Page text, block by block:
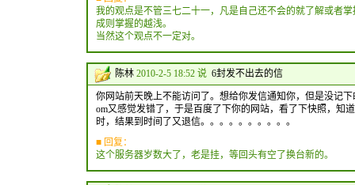
我的观点是不管三七二十一，凡是自己还不会的就了解或者
成则掌握的越浅。
当然这个观点不一定对。
陈林 2010-2-5 18:52 说 6封发不出去的信
你网站前天晚上不能访问了。想给你发信通知你，但是没记
om又感觉发错了，于是百度了下你的网站，看了下快照，知
时，结果到时间了又退信。。。。。。。。。。
■ 回复：
这个服务器岁数大了，老是挂，等回头有空了换台新的。